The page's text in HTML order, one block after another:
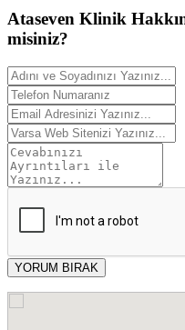
Ataseven Klinik
misiniz?
YORUM BIRAK